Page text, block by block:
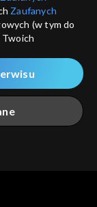
Zaufanych
(w tym do
Twoich
przez
dalej